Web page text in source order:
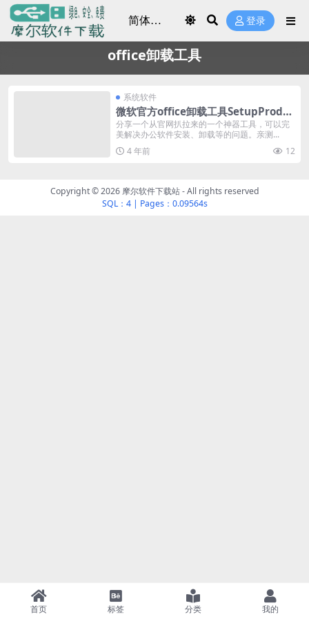
登录
office卸载工具
系统软件
微软官方office卸载工具SetupProd_O
ffScrub，亲测及使用教程
分享一个从官网扒拉来的一个神器工具，可以完
美解决办公软件安装、卸载等的问题。亲测...
4 年前
12
Copyright © 2026 摩尔软件下载站- All rights reserved
SQL：4| Pages：0.09564s
首页 标签 分类 我的